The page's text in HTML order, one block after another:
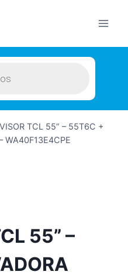
TCL 55” – 55T6C +
WA40F13E4CPE
55” –